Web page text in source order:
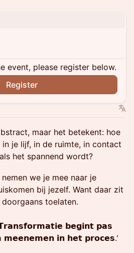
event, please register below.
Register
maar het betekent: hoe
je lijf, in de ruimte, in contact
het spannend wordt?
we je mee naar je
bij jezelf. Want daar zit
toelaten.
𝗯𝗲𝗴𝗶𝗻𝘁 𝗽𝗮𝘀
𝗺𝗲𝗲𝗻𝗲𝗺𝗲𝗻 𝗶𝗻 𝗵𝗲𝘁 𝗽𝗿𝗼𝗰𝗲𝘀.'